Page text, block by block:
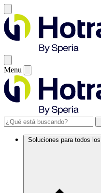
Menu
Soluciones para todos